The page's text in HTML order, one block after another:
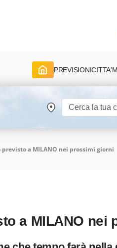
PREVISIONICITTA'
previsto a MILANO nei prossimi giorni
a MILANO nei